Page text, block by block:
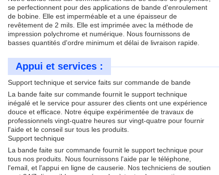
se perfectionnent pour des applications de bande d'enroulement
de bobine. Elle est imperméable et a une épaisseur de
revêtement de 2 mils. Elle est imprimée avec la méthode de
impression polychrome et numérique. Nous fournissons de
basses quantités d'ordre minimum et délai de livraison rapide.
Appui et services :
Support technique et service faits sur commande de bande
La bande faite sur commande fournit le support technique
inégalé et le service pour assurer des clients ont une expérience
douce et efficace. Notre équipe expérimentée de travaux de
professionnels vingt-quatre heures sur vingt-quatre pour fournir
l'aide et le conseil sur tous les produits.
Support technique
La bande faite sur commande fournit le support technique pour
tous nos produits. Nous fournissons l'aide par le téléphone,
l'email, et l'appui en ligne de causerie. Nos techniciens de soutien